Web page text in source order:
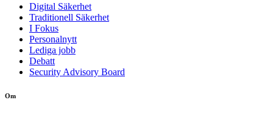
Digital Säkerhet
Traditionell Säkerhet
I Fokus
Personalnytt
Lediga jobb
Debatt
Security Advisory Board
Om